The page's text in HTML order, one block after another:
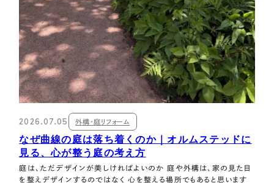
2026.07.05 外構・庭リフォーム
なぜ曲線の庭は落ち着くのか｜オルムステッドに
見る、心が整う庭の考え方
庭は、ただデザインが美しければよいのか 庭や外構は、家の見た目
を整えデザインするのではなく 心を整える場所でもあると思います